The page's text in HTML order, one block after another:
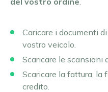
Caricare i documenti
vostro veicolo.
Scaricare le scansioni
Scaricare la fattura, la
credito.